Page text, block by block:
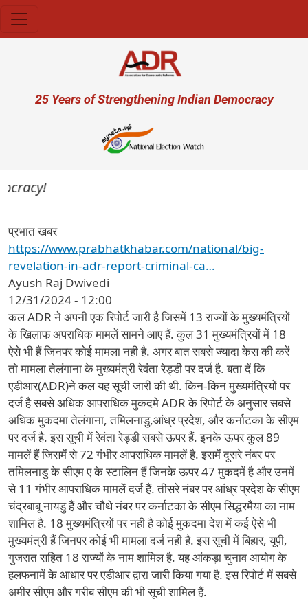
User account menu
25 Years of Strengthening Indian Democracy
प्रभात खबर
https://www.prabhatkhabar.com/national/big-
revelation-in-adr-report-criminal-ca…
Ayush Raj Dwivedi
12/31/2024 - 12:00
कल ADR ने अपनी एक रिपोर्ट जारी है जिसमें 13 राज्यों के मुख्यमंत्रियों
के खिलाफ अपराधिक मामलें सामने आए हैं. कुल 31 मुख्यमंत्रियों में 18
ऐसे भी हैं जिनपर कोई मामला नही है. अगर बात सबसे ज्यादा केस की करें
तो मामला तेलंगाना के मुख्यमंत्री रेवंता रेड्डी पर दर्ज है. बता दें कि
एडीआर(ADR)ने कल यह सूची जारी की थी. किन-किन मुख्यमंत्रियों पर
दर्ज है सबसे अधिक आपराधिक मुकदमे ADR के रिपोर्ट के अनुसार सबसे
अधिक मुकदमा तेलंगाना, तमिलनाडु,आंध्र प्रदेश, और कर्नाटका के सीएम
पर दर्ज है. इस सूची में रेवंता रेड्डी सबसे ऊपर हैं. इनके ऊपर कुल 89
मामलें हैं जिसमें से 72 गंभीर आपराधिक मामलें है. इसमें दूसरे नंबर पर
तमिलनाडु के सीएम ए के स्टालिन हैं जिनके ऊपर 47 मुकदमें है और उनमें
से 11 गंभीर आपराधिक मामलें दर्ज हैं. तीसरे नंबर पर आंध्र प्रदेश के सीएम
चंद्रबाबू नायडु हैं और चौथे नंबर पर कर्नाटका के सीएम सिद्धरमैया का नाम
शामिल है. 18 मुख्यमंत्रियों पर नही है कोई मुकदमा देश में कई ऐसे भी
मुख्यमंत्री हैं जिनपर कोई भी मामला दर्ज नही है. इस सूची में बिहार, यूपी,
गुजरात सहित 18 राज्यों के नाम शामिल है. यह आंकड़ा चुनाव आयोग के
हलफनामें के आधार पर एडीआर द्वारा जारी किया गया है. इस रिपोर्ट में सबसे
अमीर सीएम और गरीब सीएम की भी सूची शामिल हैं.